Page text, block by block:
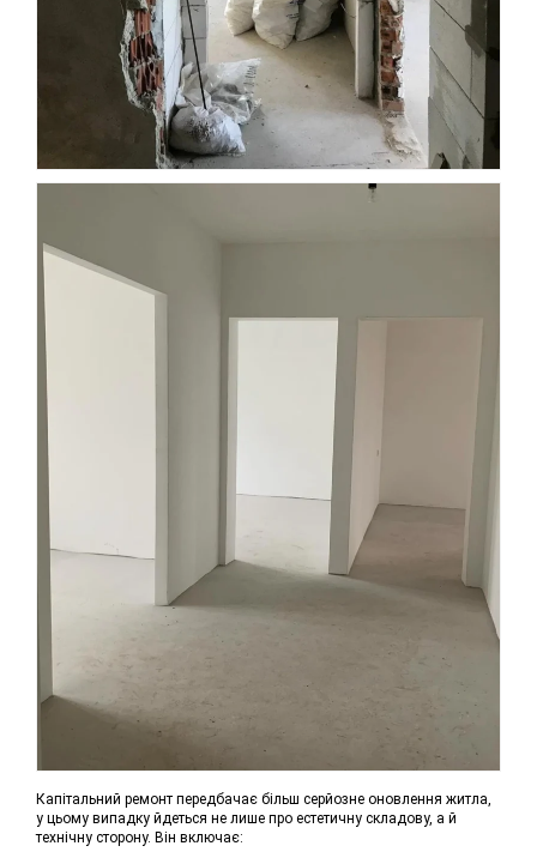
Капітальний ремонт передбачає більш серйозне оновлення житла,
у цьому випадку йдеться не лише про естетичну складову, а й
технічну сторону. Він включає: